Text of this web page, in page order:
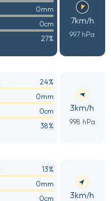
0mm
0cm
27%
7km/h
997 hPa
24%
0mm
0cm
38%
3km/h
998 hPa
13%
0mm
0cm 3km/h